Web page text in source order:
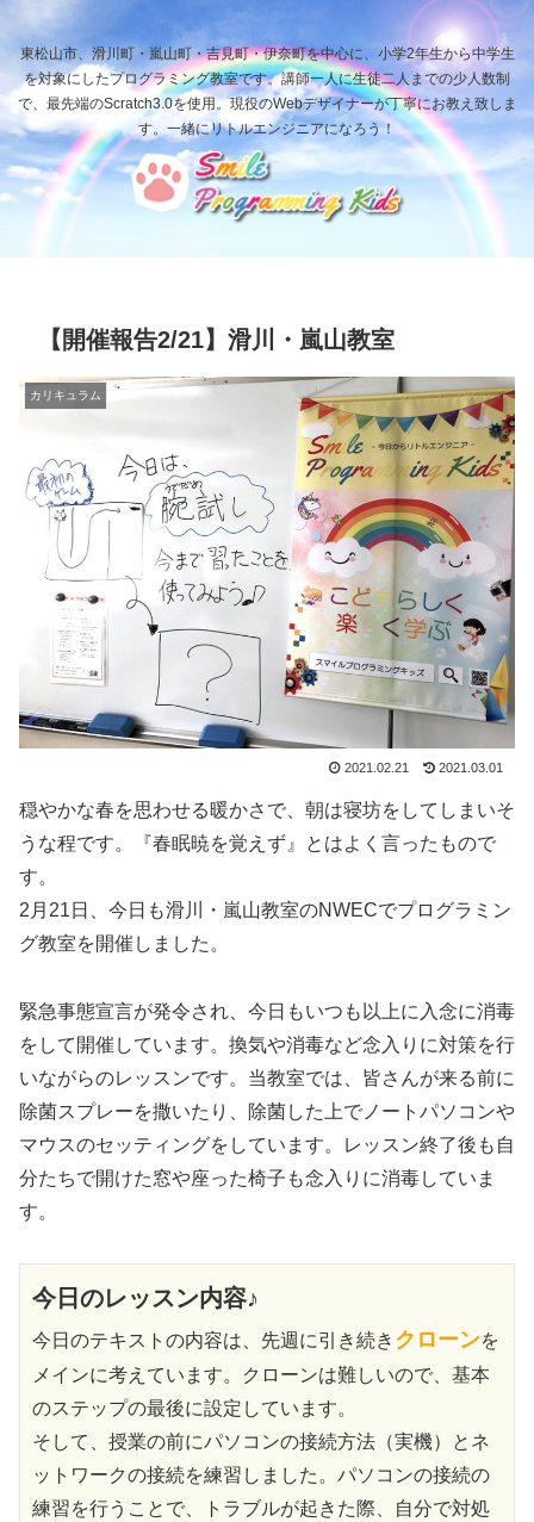
東松山市、滑川町・嵐山町・吉見町・伊奈町を中心に、小学2年生から中学生
を対象にしたプログラミング教室です。講師一人に生徒二人までの少人数制
で、最先端のScratch3.0を使用。現役のWebデザイナーが丁寧にお教え致しま
す。一緒にリトルエンジニアになろう！
【開催報告2/21】滑川・嵐山教室
カリキュラム
2021.02.21 2021.03.01
穏やかな春を思わせる暖かさで、朝は寝坊をしてしまいそ
うな程です。『春眠暁を覚えず』とはよく言ったもので
す。
2月21日、今日も滑川・嵐山教室のNWECでプログラミン
グ教室を開催しました。
緊急事態宣言が発令され、今日もいつも以上に入念に消毒
をして開催しています。換気や消毒など念入りに対策を行
いながらのレッスンです。当教室では、皆さんが来る前に
除菌スプレーを撒いたり、除菌した上でノートパソコンや
マウスのセッティングをしています。レッスン終了後も自
分たちで開けた窓や座った椅子も念入りに消毒していま
す。
今日のレッスン内容♪
今日のテキストの内容は、先週に引き続き クローンを
メインに考えています。クローンは難しいので、基本
のステップの最後に設定しています。
そして、授業の前にパソコンの接続方法（実機）とネ
ットワークの接続を練習しました。パソコンの接続の
練習を行うことで、トラブルが起きた際、自分で対処